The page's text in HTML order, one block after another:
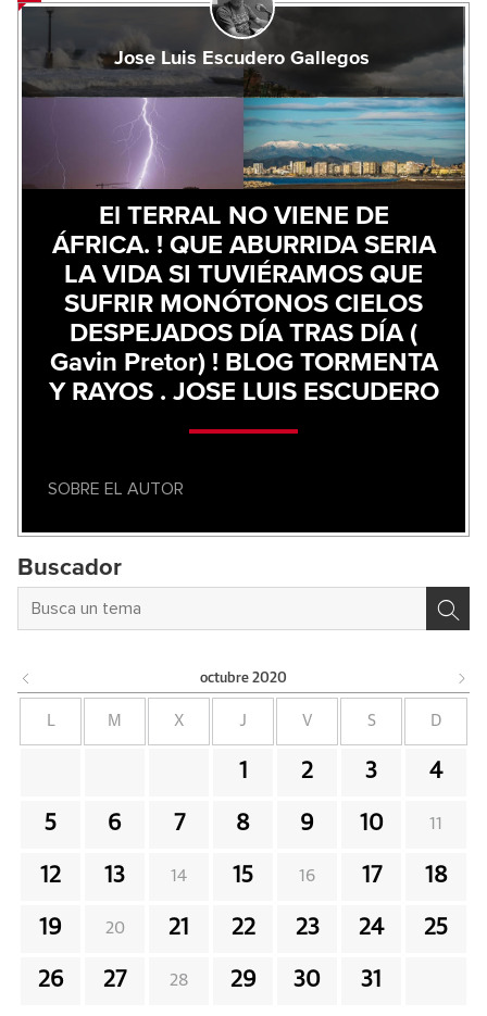
Jose Luis Escudero Gallegos
El TERRAL NO VIENE DE
ÁFRICA. ! QUE ABURRIDA SERIA
LA VIDA SI TUVIÉRAMOS QUE
SUFRIR MONÓTONOS CIELOS
DESPEJADOS DÍA TRAS DÍA (
Gavin Pretor) ! BLOG TORMENTA
Y RAYOS . JOSE LUIS ESCUDERO
SOBRE EL AUTOR
Buscador
octubre 2020
M X J V S D
1 2 3 4
5 6 7 8 9 10 11
12 13 14 15 16 17 18
19 20 21 22 23 24 25
26 27 28 29 30 31